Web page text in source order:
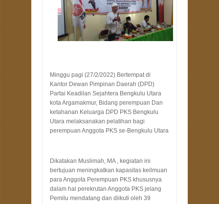
Minggu pagi (27/2/2022) Bertempat di
Kantor Dewan Pimpinan Daerah (DPD)
Partai Keadilan Sejahtera Bengkulu Utara
kota Argamakmur, Bidang perempuan Dan
ketahanan Keluarga DPD PKS Bengkulu
Utara melaksanakan pelatihan bagi
perempuan Anggota PKS se-Bengkulu Utara
Dikatakan Muslimah, MA , kegiatan ini
bertujuan meningkatkan kapasitas keilmuan
para Anggota Perempuan PKS khususnya
dalam hal perekrutan Anggota PKS jelang
Pemilu mendatang dan diikuti oleh 39